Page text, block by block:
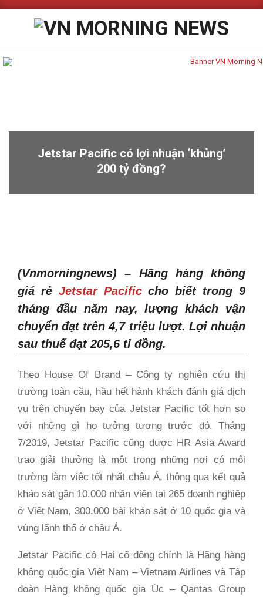
Skip
Jetstar Pacific có lợi nhuận ‘khủng’
200 tỷ đồng?
(Vnmorningnews)– Hãng hàng không
giá rẻJetstar Pacificcho biết trong 9
tháng đầu năm nay, lượng khách vận
chuyển đạt trên 4,7 triệu lượt. Lợi nhuận
sau thuế đạt 205,6 tỉ đồng.
Theo House Of Brand – Công ty nghiên cứu thị
trường toàn cầu, hầu hết hành khách đánh giá dịch
vụ trên chuyến bay của Jetstar Pacific tốt hơn so
với những gì họ tưởng tượng trước đó. Tháng
7/2019, Jetstar Pacific cũng được HR Asia Award
trao giải thưởng là một trong những nơi có môi
trường làm việc tốt nhất châu Á, thông qua kết quả
khảo sát gần 10.000 nhân viên tại 265 doanh nghiệp
ở Việt Nam, 300.000 bài khảo sát ở 10 quốc gia và
vùng lãnh thổ ở châu Á.
Jetstar Pacific có Hai cổ đông chính là Hãng hàng
không quốc gia Việt Nam – Vietnam Airlines và Tập
đoàn Hàng không quốc gia Úc – Qantas Group